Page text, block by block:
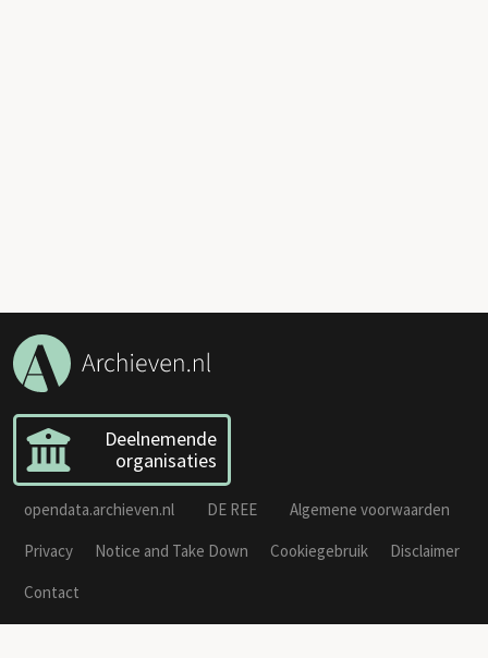
Deelnemende
organisaties
opendata.archieven.nl DE REE
Algemene voorwaarden
Privacy
Notice and Take Down Cookiegebruik
Disclaimer
Contact